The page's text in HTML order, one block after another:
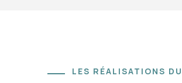
LES RÉALISATIONS